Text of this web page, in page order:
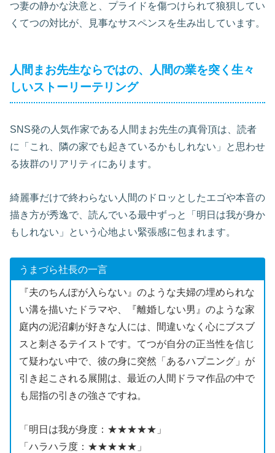
つ妻の静かな決意と、プライドを傷つけられて狼狽してい
くてつの対比が、見事なサスペンスを生み出しています。
人間まお先生ならではの、人間の業を突く生々
しいストーリーテリング
SNS発の人気作家である人間まお先生の真骨頂は、読者
に「これ、隣の家でも起きているかもしれない」と思わせ
る抜群のリアリティにあります。
綺麗事だけで終わらない人間のドロッとしたエゴや本音の
描き方が秀逸で、読んでいる最中ずっと「明日は我が身か
もしれない」という心地よい緊張感に包まれます。
うまづら社長の一言
『夫のちんぽが入らない』のような夫婦の埋められな
い溝を描いたドラマや、『離婚しない男』のような家
庭内の泥沼劇が好きな人には、間違いなく心にブスブ
スと刺さるテイストです。てつが自分の正当性を信じ
て疑わない中で、彼の身に突然「あるハプニング」が
引き起こされる展開は、最近の人間ドラマ作品の中で
も屈指の引きの強さですね。
「明日は我が身度：★★★★★」
「ハラハラ度：★★★★★」